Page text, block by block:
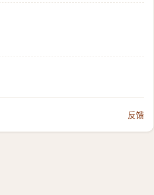
反馈